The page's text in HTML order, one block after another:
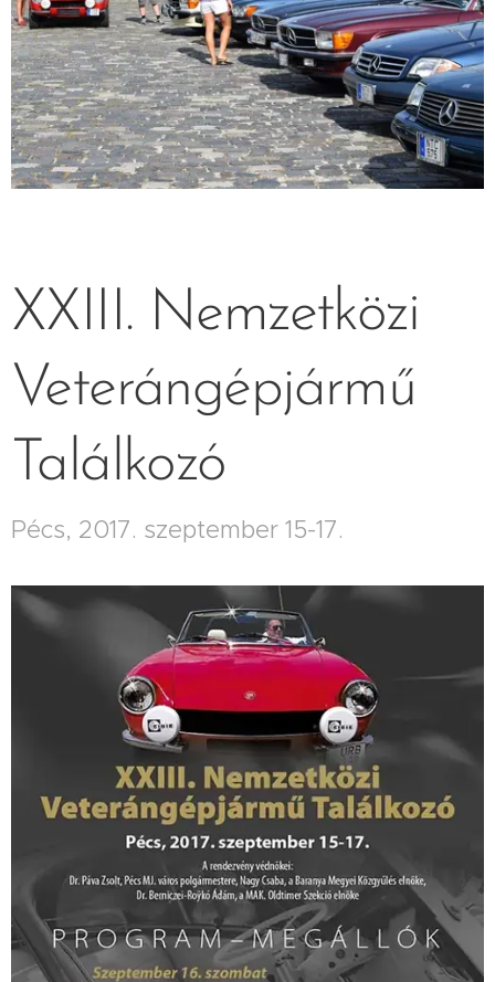
XXIII. Nemzetközi
Veterángépjármű
Találkozó
Pécs, 2017. szeptember 15-17.